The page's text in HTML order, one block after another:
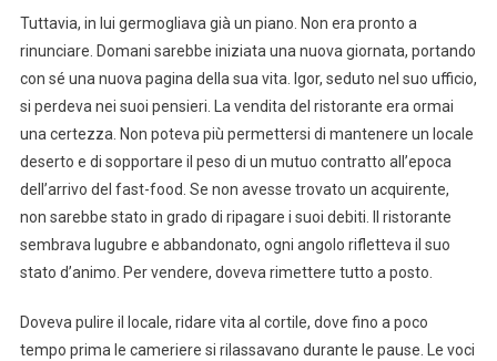
Tuttavia, in lui germogliava già un piano. Non era pronto a
rinunciare. Domani sarebbe iniziata una nuova giornata, portando
con sé una nuova pagina della sua vita. Igor, seduto nel suo ufficio,
si perdeva nei suoi pensieri. La vendita del ristorante era ormai
una certezza. Non poteva più permettersi di mantenere un locale
deserto e di sopportare il peso di un mutuo contratto all’epoca
dell’arrivo del fast-food. Se non avesse trovato un acquirente,
non sarebbe stato in grado di ripagare i suoi debiti. Il ristorante
sembrava lugubre e abbandonato, ogni angolo rifletteva il suo
stato d’animo. Per vendere, doveva rimettere tutto a posto.
Doveva pulire il locale, ridare vita al cortile, dove fino a poco
tempo prima le cameriere si rilassavano durante le pause. Le voci